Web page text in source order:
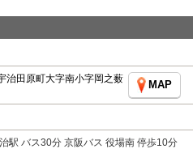
治田原町大字南小字岡之薮
MAP
駅 バス30分 京阪バス 役場南 停歩10分